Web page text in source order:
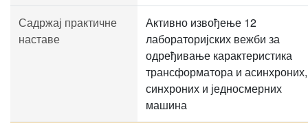
Садржај практичне
наставе
Активно извођење 12
лабораторијских вежби за
одређивање карактеристика
трансформатора и асинхроних,
синхроних и једносмерних
машина